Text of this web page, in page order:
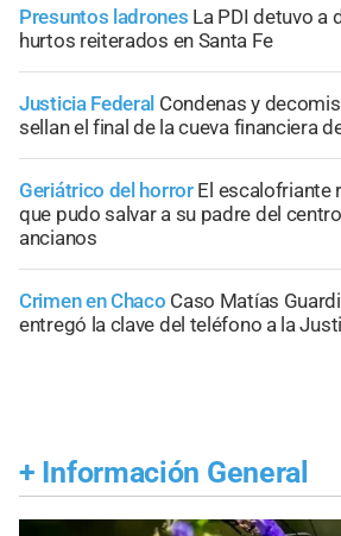
Presuntos ladrones La PDI detuvo a
hurtos reiterados en Santa Fe
Justicia Federal Condenas y
sellan el final de la cueva financiera
Geriátrico del horror El escalofriante
que pudo salvar a su padre del
ancianos
Crimen en Chaco Caso Matías
entregó la clave del teléfono a la
+ Información General